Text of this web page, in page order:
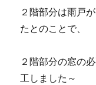
２階部分は雨戸
たとのことで、
２階部分の窓の
工しました～